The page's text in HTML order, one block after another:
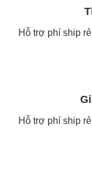
Hỗ trợ phí ship
Hỗ trợ phí ship